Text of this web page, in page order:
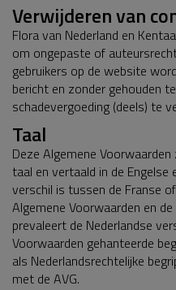
Verwijderen van
Flora van Nederland en
om ongepaste of
gebruikers op de website
bericht en zonder gehouden
schadevergoeding (deels) te
Taal
Deze Algemene
taal en vertaald in de Engelse
verschil is tussen de Franse
Algemene Voorwaarden en
prevaleert de Nederlandse
Voorwaarden gehanteerde
als Nederlandsrechtelijke
met de AVG.